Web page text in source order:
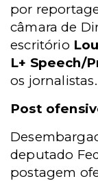
por
câmara de
escritório
L+ Speech/
os jornalistas.
Post
deputado
postagem